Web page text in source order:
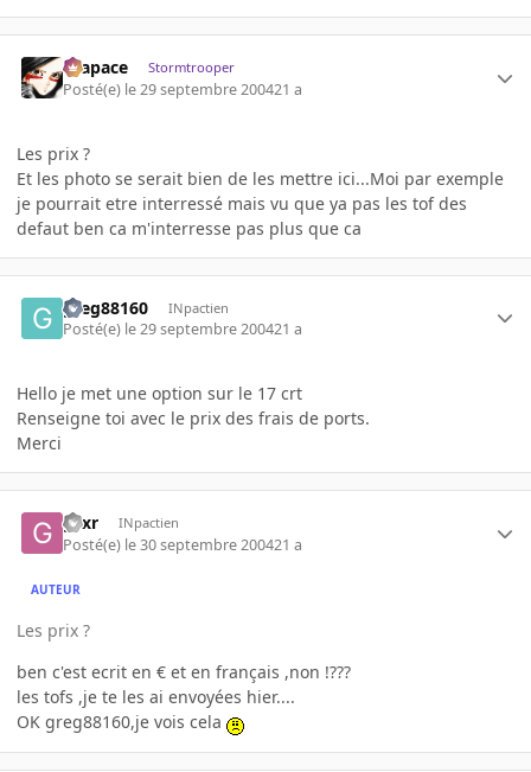
Krapace Stormtrooper
Posté(e) le 29 septembre 200421 a
Les prix ?
Et les photo se serait bien de les mettre ici...Moi par exemple
je pourrait etre interressé mais vu que ya pas les tof des
defaut ben ca m'interresse pas plus que ca
greg88160 INpactien
Posté(e) le 29 septembre 200421 a
Hello je met une option sur le 17 crt
Renseigne toi avec le prix des frais de ports.
Merci
gsxr INpactien
Posté(e) le 30 septembre 200421 a
AUTEUR
Les prix ?
ben c'est ecrit en € et en français ,non !???
les tofs ,je te les ai envoyées hier....
OK greg88160,je vois cela